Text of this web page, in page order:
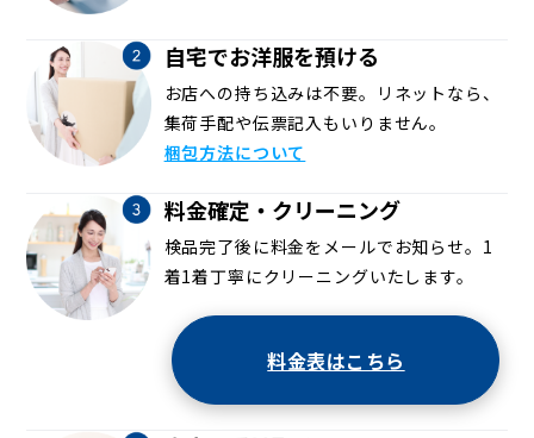
自宅でお洋服を預ける
お店への持ち込みは不要。リネットなら、
集荷手配や伝票記入もいりません。
梱包方法について
料金確定・クリーニング
検品完了後に料金をメールでお知らせ。1
着1着丁寧にクリーニングいたします。
料金表はこちら